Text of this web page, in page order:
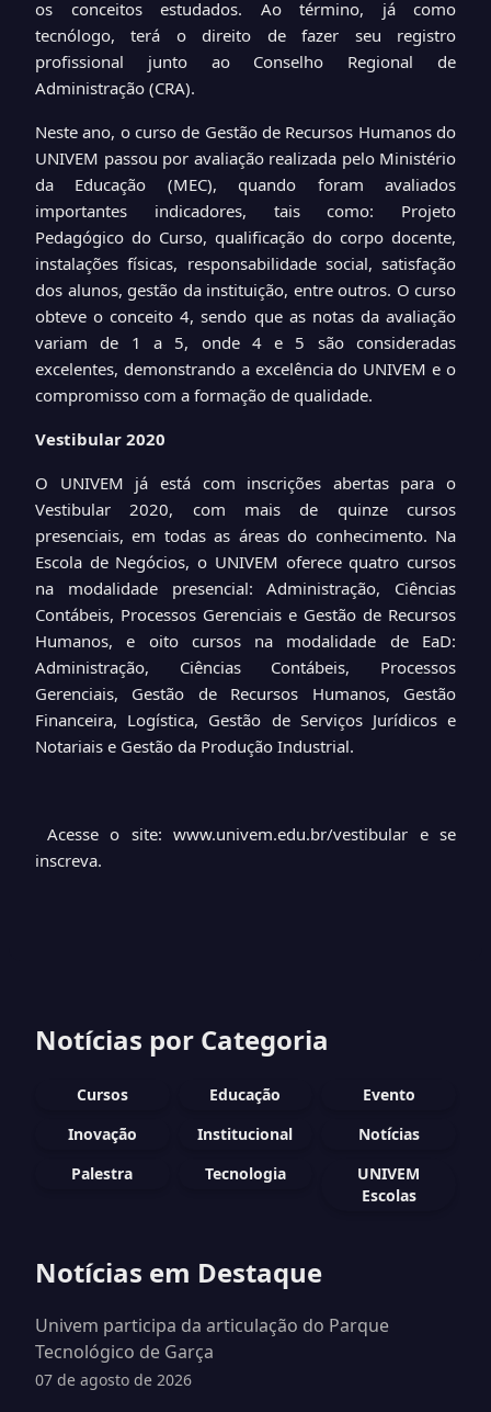
os conceitos estudados. Ao término, já como
tecnólogo, terá o direito de fazer seu registro
profissional junto ao Conselho Regional de
Administração (CRA).
Neste ano, o curso de Gestão de Recursos Humanos do
UNIVEM passou por avaliação realizada pelo Ministério
da Educação (MEC), quando foram avaliados
importantes indicadores, tais como: Projeto
Pedagógico do Curso, qualificação do corpo docente,
instalações físicas, responsabilidade social, satisfação
dos alunos, gestão da instituição, entre outros. O curso
obteve o conceito 4, sendo que as notas da avaliação
variam de 1 a 5, onde 4 e 5 são consideradas
excelentes, demonstrando a excelência do UNIVEM e o
compromisso com a formação de qualidade.
Vestibular 2020
O UNIVEM já está com inscrições abertas para o
Vestibular 2020, com mais de quinze cursos
presenciais, em todas as áreas do conhecimento. Na
Escola de Negócios, o UNIVEM oferece quatro cursos
na modalidade presencial: Administração, Ciências
Contábeis, Processos Gerenciais e Gestão de Recursos
Humanos, e oito cursos na modalidade de EaD:
Administração, Ciências Contábeis, Processos
Gerenciais, Gestão de Recursos Humanos, Gestão
Financeira, Logística, Gestão de Serviços Jurídicos e
Notariais e Gestão da Produção Industrial.
Acesse o site: www.univem.edu.br/vestibular e se
inscreva.
Notícias por Categoria
Cursos Educação
Evento
Inovação
Institucional
Notícias
Palestra
Tecnologia
UNIVEM
Escolas
Notícias em Destaque
Univem participa da articulação do Parque
Tecnológico de Garça
07 de agosto de 2026